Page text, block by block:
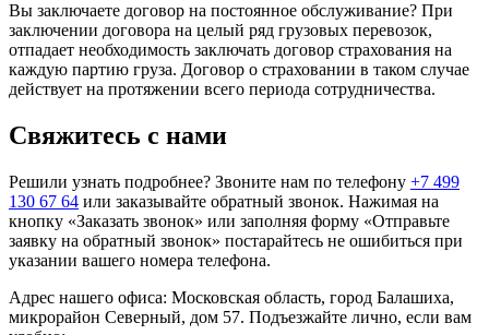
Вы заключаете договор на постоянное обслуживание? При
заключении договора на целый ряд грузовых перевозок,
отпадает необходимость заключать договор страхования на
каждую партию груза. Договор о страховании в таком случае
действует на протяжении всего периода сотрудничества.
Свяжитесь с нами
Решили узнать подробнее? Звоните нам по телефону +7 499
130 67 64 или заказывайте обратный звонок. Нажимая на
кнопку «Заказать звонок» или заполняя форму «Отправьте
заявку на обратный звонок» постарайтесь не ошибиться при
указании вашего номера телефона.
Адрес нашего офиса: Московская область, город Балашиха,
микрорайон Северный, дом 57. Подъезжайте лично, если вам